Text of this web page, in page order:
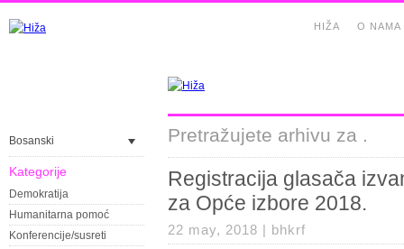
O NAMA
HIŽA
Bosanski
Kategorije
Demokratija
Humanitarna pomoć
Konferencije/susreti
Pretražujete arhivu za .
Registracija glasača
za Opće izbore 2018.
22 may, 2018 | bhkrf